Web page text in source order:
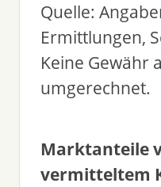
Quelle:
Ermittlungen,
Keine Gewähr
umgerechnet.
Marktanteile
vermitteltem